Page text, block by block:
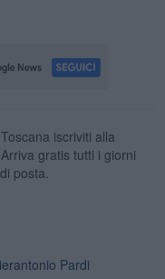
iscriviti alla
Arriva gratis tutti i giorni
posta.
Pardi